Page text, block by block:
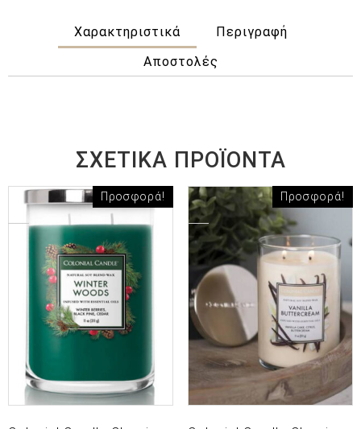
Χαρακτηριστικά
Περιγραφή
Αποστολές
ΣΧΕΤΙΚΆ ΠΡΟΪΌΝΤΑ
Προσφορά! Προσφορά!